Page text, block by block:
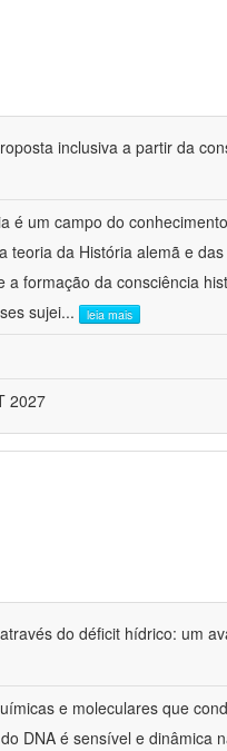
inclusiva a partir da
é um campo do
teoria da História alemã e
formação da consciência
sujei... leia mais
2027
do déficit hídrico: um
e moleculares que
DNA é sensível e dinâmica